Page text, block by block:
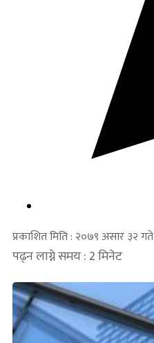
प्रकाशित मिति : २०७९ असार ३२ गते
पढ्न लाग्ने समय : 2 मिनेट